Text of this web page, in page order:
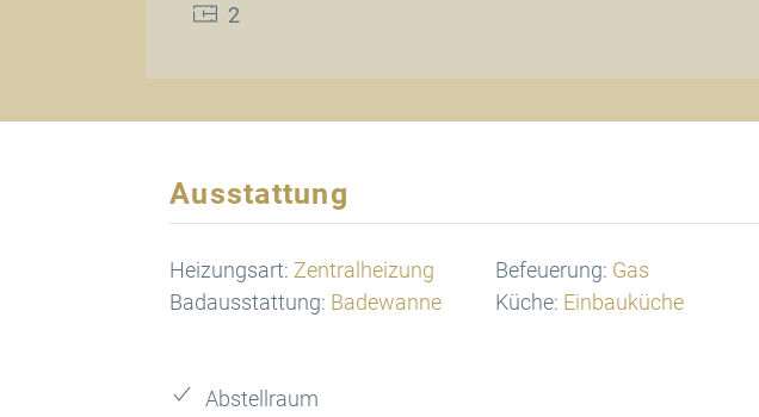
2
Ausstattung
Heizungsart: Zentralheizung Befeuerung: Gas
Badausstattung: Badewanne Küche: Einbauküche
Abstellraum